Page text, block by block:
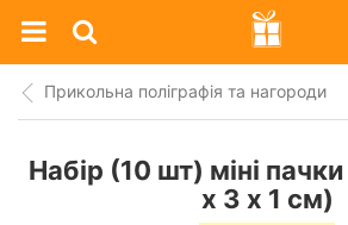
Prazdnik
Shop
Прикольна поліграфія та нагороди
Набір (10 шт) міні
х 3 х 1 см)